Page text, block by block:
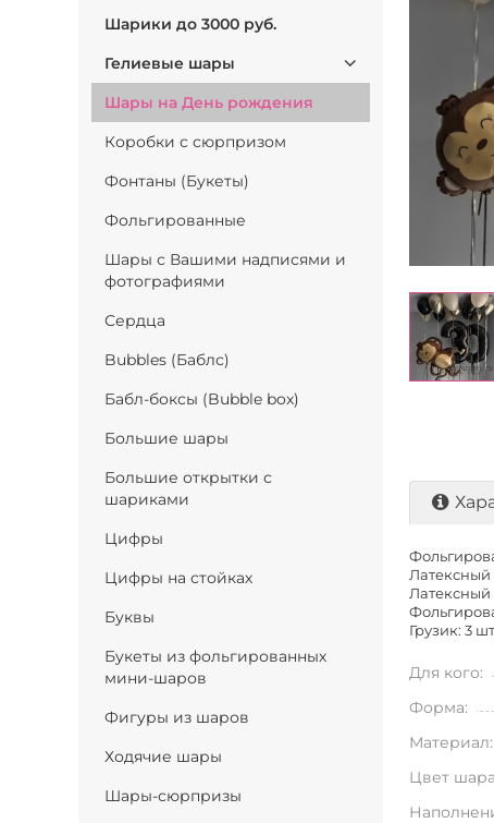
Шарики до 3000 руб.
Гелиевые шары
Шары на День рождения
Коробки с сюрпризом
Фонтаны (Букеты)
Фольгированные
Шары с Вашими надписями и
фотографиями
Сердца
Bubbles (Баблс)
Бабл-боксы (Bubble box)
Большие шары
Большие открытки с
шариками
Цифры
Цифры на стойках
Буквы
Букеты из фольгированных
мини-шаров
Фигуры из шаров
Ходячие шары
Шары-сюрпризы
Латексный
Латексный
Грузик: 3
Для кого:
Форма:
Материал:
Цвет